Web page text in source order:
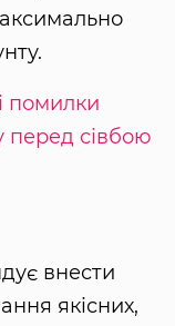
помилки
перед сівбою
внести
якісних,